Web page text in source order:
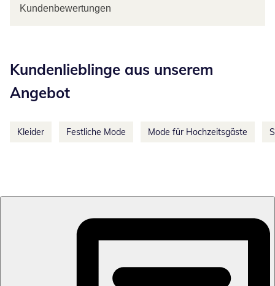
Kundenbewertungen
Kundenlieblinge aus unserem
Angebot
Kleider Festliche Mode Mode für Hochzeitsgäste